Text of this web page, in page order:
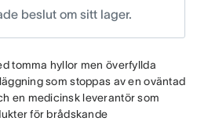
beslut om sitt lager.
tomma hyllor men överfyllda
som stoppas av en oväntad
en medicinsk leverantör som
för brådskande